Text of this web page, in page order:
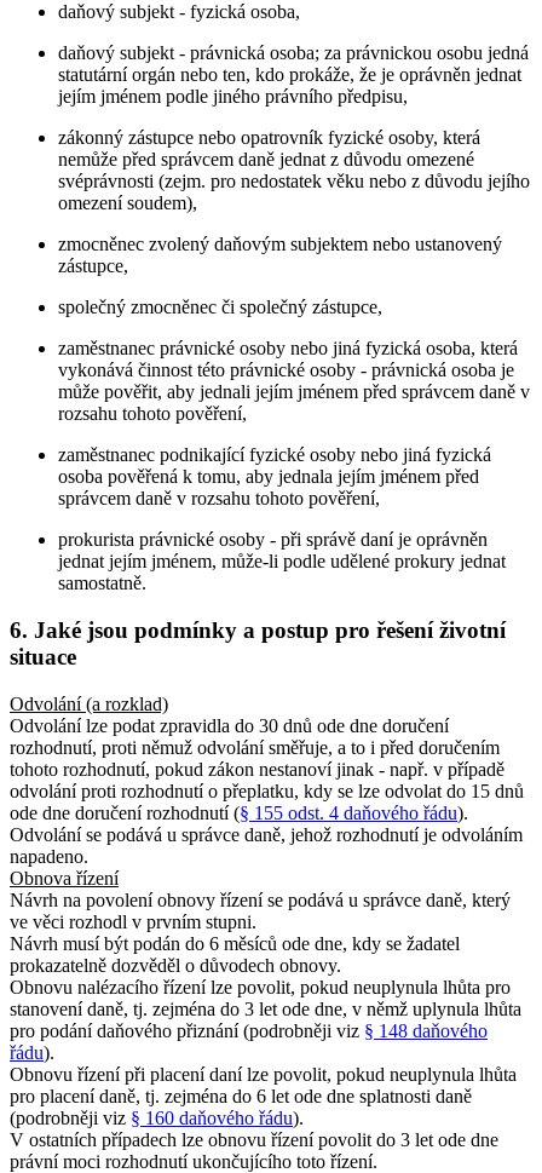
daňový subjekt - fyzická osoba,
daňový subjekt - právnická osoba; za právnickou osobu jedná
statutární orgán nebo ten, kdo prokáže, že je oprávněn jednat
jejím jménem podle jiného právního předpisu,
zákonný zástupce nebo opatrovník fyzické osoby, která
nemůže před správcem daně jednat z důvodu omezené
svéprávnosti (zejm. pro nedostatek věku nebo z důvodu jejího
omezení soudem),
zmocněnec zvolený daňovým subjektem nebo ustanovený
zástupce,
společný zmocněnec či společný zástupce,
zaměstnanec právnické osoby nebo jiná fyzická osoba, která
vykonává činnost této právnické osoby - právnická osoba je
může pověřit, aby jednali jejím jménem před správcem daně v
rozsahu tohoto pověření,
zaměstnanec podnikající fyzické osoby nebo jiná fyzická
osoba pověřená k tomu, aby jednala jejím jménem před
správcem daně v rozsahu tohoto pověření,
prokurista právnické osoby - při správě daní je oprávněn
jednat jejím jménem, může-li podle udělené prokury jednat
samostatně.
6. Jaké jsou podmínky a postup pro řešení životní
situace
Odvolání (a rozklad)
Odvolání lze podat zpravidla do 30 dnů ode dne doručení
rozhodnutí, proti němuž odvolání směřuje, a to i před doručením
tohoto rozhodnutí, pokud zákon nestanoví jinak - např. v případě
odvolání proti rozhodnutí o přeplatku, kdy se lze odvolat do 15 dnů
ode dne doručení rozhodnutí (§ 155 odst. 4 daňového řádu).
Odvolání se podává u správce daně, jehož rozhodnutí je odvoláním
napadeno.
Obnova řízení
Návrh na povolení obnovy řízení se podává u správce daně, který
ve věci rozhodl v prvním stupni.
Návrh musí být podán do 6 měsíců ode dne, kdy se žadatel
prokazatelně dozvěděl o důvodech obnovy.
Obnovu nalézacího řízení lze povolit, pokud neuplynula lhůta pro
stanovení daně, tj. zejména do 3 let ode dne, v němž uplynula lhůta
pro podání daňového přiznání (podrobněji viz § 148 daňového
řádu).
Obnovu řízení při placení daní lze povolit, pokud neuplynula lhůta
pro placení daně, tj. zejména do 6 let ode dne splatnosti daně
(podrobněji viz § 160 daňového řádu).
V ostatních případech lze obnovu řízení povolit do 3 let ode dne
právní moci rozhodnutí ukončujícího toto řízení.